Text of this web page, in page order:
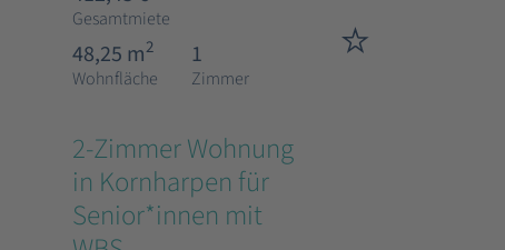
Gesamtmiete
48,25 m2
Wohnfläche
1
Zimmer
2-Zimmer Wohnung
in Kornharpen für
Senior*innen mit